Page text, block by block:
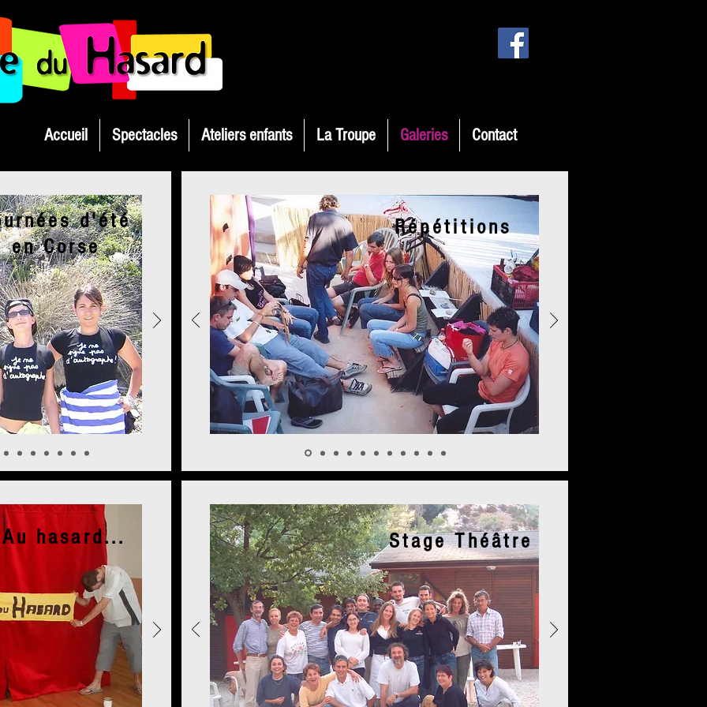
Accueil Spectacles Ateliers enfants La Troupe Galeries Contact
d'été
en Corse
Répétitions
Au hasard... Stage Théâtre